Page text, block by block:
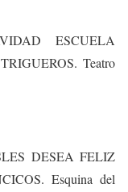
ESCUELA
Teatro
DESEA FELIZ
Esquina del